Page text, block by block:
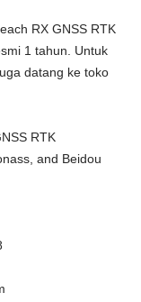
RX GNSS RTK
1 tahun. Untuk
datang ke toko
RTK
and Beidou